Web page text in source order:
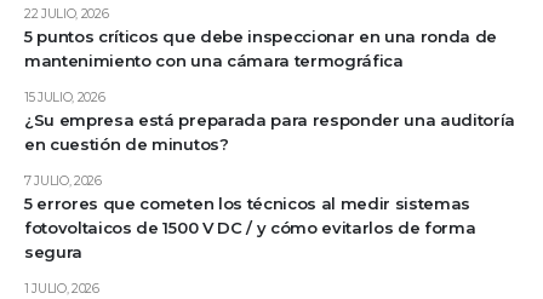
5 puntos críticos que debe inspeccionar en una ronda de
mantenimiento con una cámara termográfica
22 JULIO, 2026
¿Su empresa está preparada para responder una auditoría
en cuestión de minutos?
15 JULIO, 2026
5 errores que cometen los técnicos al medir sistemas
fotovoltaicos de 1500 V DC / y cómo evitarlos de forma
segura
7 JULIO, 2026
1 JULIO, 2026